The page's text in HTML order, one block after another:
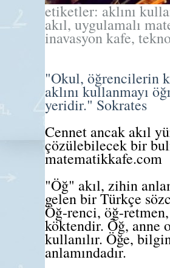
etiketler: aklını
akıl, uygulamalı
inavasyon kafe,
"Okul, öğrencilerin
aklını kullanmayı
yeridir." Sokrates
Cennet ancak akıl
çözülebilecek bir
matematikkafe.com
"Öğ" akıl, zihin
gelen bir Türkçe
Öğ-renci, öğ-
köktendir. Öğ, anne
kullanılır. Öğe,
anlamındadır.